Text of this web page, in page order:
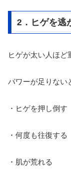
2．ヒゲを逃
ヒゲが太い人ほど
パワーが足りない
・ヒゲを押し倒す
・何度も往復する
・肌が荒れる